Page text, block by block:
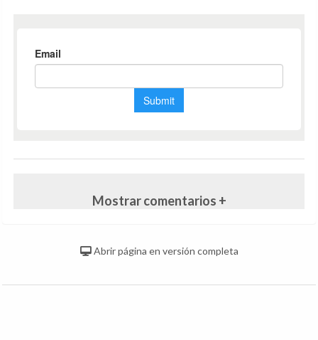
Mostrar comentarios +
Abrir página en versión completa